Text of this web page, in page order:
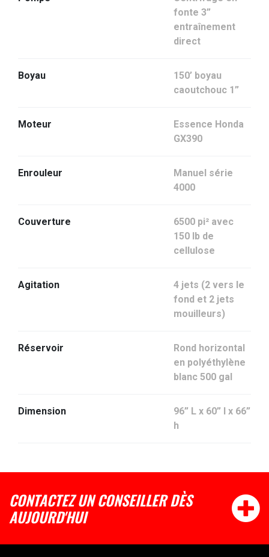
fonte 3”
entraînement
direct
Boyau
150’ boyau
caoutchouc 1”
Moteur
Essence Honda
GX390
Enrouleur
Manuel série
4000
Couverture
6500 pi² avec
150 lb de
cellulose
Agitation
4 jets (2 vers le
fond et 2 jets
mouilleurs)
Réservoir
Rond horizontal
en polyéthylène
blanc 500 gal
Dimension
96” L x 60” l x 66”
h
CONTACTEZ UN CONSEILLER DÈS
AUJOURD'HUI